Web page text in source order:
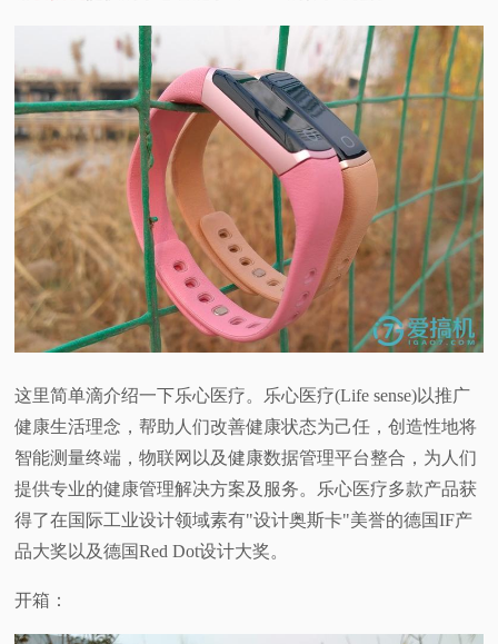
视
频
科
普
体
专
题
这里简单滴介绍一下乐心医疗。乐心医疗(Life sense)以推广
健康生活理念，帮助人们改善健康状态为己任，创造性地将
智能测量终端，物联网以及健康数据管理平台整合，为人们
提供专业的健康管理解决方案及服务。乐心医疗多款产品获
得了在国际工业设计领域素有"设计奥斯卡"美誉的德国IF产
品大奖以及德国Red Dot设计大奖。
开箱：